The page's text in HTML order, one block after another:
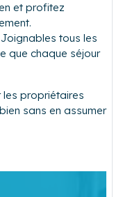
et profitez
Joignables tous les
que chaque séjour
propriétaires
sans en assumer